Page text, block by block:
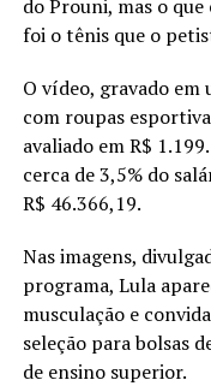
do Prouni, mas o
foi o tênis que o
O vídeo, gravado em
com roupas
avaliado em R$
cerca de 3,5% do
R$ 46.366,19.
Nas imagens,
programa, Lula
musculação e
seleção para bolsas
de ensino superior.